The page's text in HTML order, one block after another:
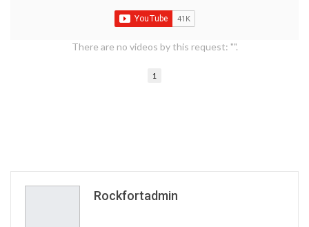
There are no videos by this request: "".
1
Rockfortadmin